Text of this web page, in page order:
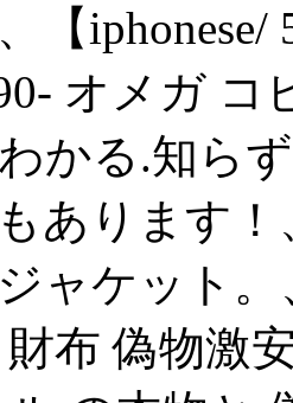
【
オメガ
かる.知ら
あります
ャケット
財布 偽物激